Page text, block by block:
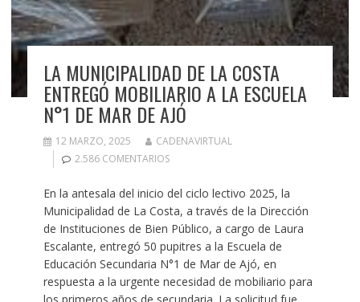
LA MUNICIPALIDAD DE LA COSTA
ENTREGÓ MOBILIARIO A LA ESCUELA
N°1 DE MAR DE AJÓ
12 MARZO, 2025
CADENAVIRTUAL
2.586 COMENTARIOS
En la antesala del inicio del ciclo lectivo 2025, la
Municipalidad de La Costa, a través de la Dirección
de Instituciones de Bien Público, a cargo de Laura
Escalante, entregó 50 pupitres a la Escuela de
Educación Secundaria N°1 de Mar de Ajó, en
respuesta a la urgente necesidad de mobiliario para